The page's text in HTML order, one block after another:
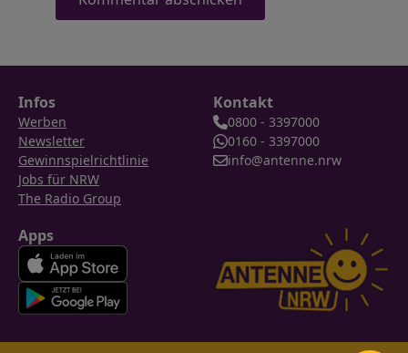
Infos
Werben
Newsletter
Gewinnspielrichtlinie
Jobs für NRW
The Radio Group
Kontakt
0800 - 3397000
0160 - 3397000
info@antenne.nrw
Apps